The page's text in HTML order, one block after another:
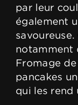
par leur
également
notamment
Fromage
pancakes
qui les rend